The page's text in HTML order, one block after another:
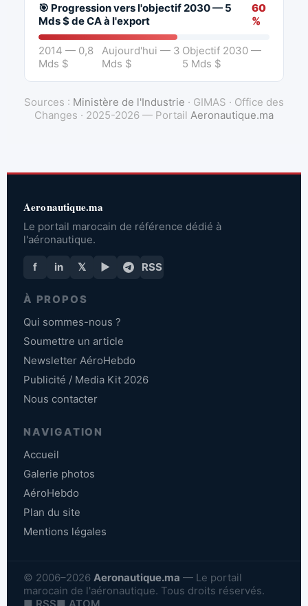
🎯 Progression vers l'objectif 2030 — 5
Mds $ de CA à l'export
60
%
2014 — 0,8
Mds $
Aujourd'hui — 3
Mds $
Objectif 2030 —
5 Mds $
Sources : Ministère de l'Industrie · GIMAS · Office des
Changes · 2025-2026 — Portail Aeronautique.ma
Aeronautique.ma
Le portail marocain de référence dédié à
l'aéronautique.
f in 𝕏 ▶ RSS
À PROPOS
Qui sommes-nous ?
Soumettre un article
Newsletter AéroHebdo
Publicité / Media Kit 2026
Nous contacter
NAVIGATION
Accueil
Galerie photos
AéroHebdo
Plan du site
Mentions légales
© 2006–2026 Aeronautique.ma — Le portail
marocain de l'aéronautique. Tous droits réservés.
■ RSS■ ATOM